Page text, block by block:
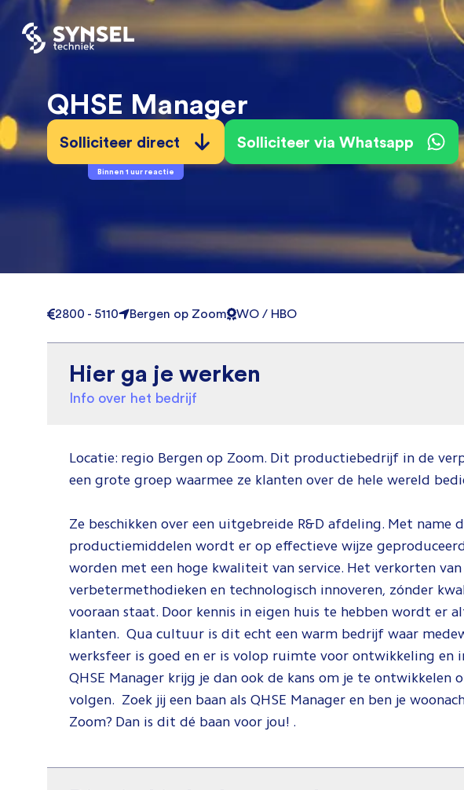
QHSE Manager
Solliciteer direct
Binnen 1 uur reactie
Solliciteer via Whatsapp
2800 - 5110 Bergen op Zoom WO / HBO
Hier ga je werken
Info over het bedrijf
Locatie: regio Bergen op Zoom. Dit productiebedrijf in de
een grote groep waarmee ze klanten over de hele wereld
Ze beschikken over een uitgebreide R&D afdeling. Met
productiemiddelen wordt er op effectieve wijze
worden met een hoge kwaliteit van service. Het verkorten
verbetermethodieken en technologisch innoveren, zónder
vooraan staat. Door kennis in eigen huis te hebben wordt er
klanten. Qua cultuur is dit echt een warm bedrijf waar
werksfeer is goed en er is volop ruimte voor ontwikkeling en
QHSE Manager krijg je dan ook de kans om je te ontwikkelen
volgen. Zoek jij een baan als QHSE Manager en ben je
Zoom? Dan is dit dé baan voor jou! .